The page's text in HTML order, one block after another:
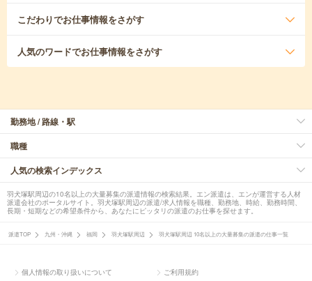
こだわりでお仕事情報をさがす
人気のワードでお仕事情報をさがす
勤務地 / 路線・駅
職種
人気の検索インデックス
羽犬塚駅周辺の10名以上の大量募集の派遣情報の検索結果。エン派遣は、エンが運営する人材
派遣会社のポータルサイト。羽犬塚駅周辺の派遣/求人情報を職種、勤務地、時給、勤務時間、
長期・短期などの希望条件から、あなたにピッタリの派遣のお仕事を探せます。
派遣TOP 九州・沖縄 福岡 羽犬塚駅周辺 羽犬塚駅周辺 10名以上の大量募集の派遣の仕事一覧
個人情報の取り扱いについて ご利用規約